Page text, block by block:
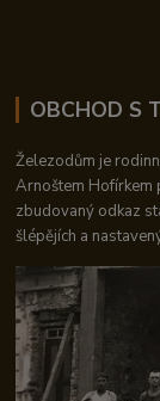
OBCHOD S
Železodům je
Arnoštem Hofírkem
zbudovaný odkaz
šlépějích a